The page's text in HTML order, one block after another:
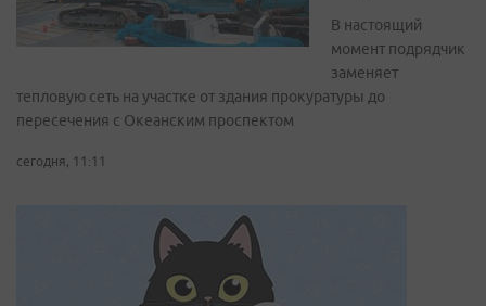
В настоящий
момент подрядчик
заменяет
тепловую сеть на участке от здания прокуратуры до
пересечения с Океанским проспектом
сегодня, 11:11